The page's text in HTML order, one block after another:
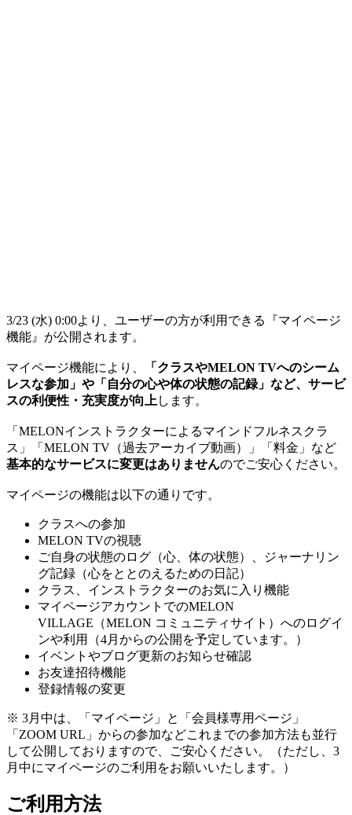
3/23 (水) 0:00より、ユーザーの方が利用できる『マイページ
機能』が公開されます。
マイページ機能により、
「クラスやMELON TVへのシーム
レスな参加」や「自分の心や体の状態の記録」など、サービ
スの利便性・充実度が向上 します。
「MELONインストラクターによるマインドフルネスクラ
ス」「MELON TV（過去アーカイブ動画）」「料金」など
基本的なサービスに変更はありませんのでご安心ください。
マイページの機能は以下の通りです。
クラスへの参加
MELON TVの視聴
ご自身の状態のログ（心、体の状態）、ジャーナリン
グ記録（心をととのえるための日記）
クラス、インストラクターのお気に入り機能
マイページアカウントでのMELON
VILLAGE（MELON コミュニティサイト）へのログイ
ンや利用（4月からの公開を予定しています。）
イベントやブログ更新のお知らせ確認
お友達招待機能
登録情報の変更
※ 3月中は、「マイページ」と「会員様専用ページ」
「ZOOM URL」からの参加などこれまでの参加方法も並行
して公開しておりますので、ご安心ください。（ただし、3
月中にマイページのご利用をお願いいたします。）
ご利用方法